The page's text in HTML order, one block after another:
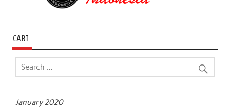
CARI
January 2020